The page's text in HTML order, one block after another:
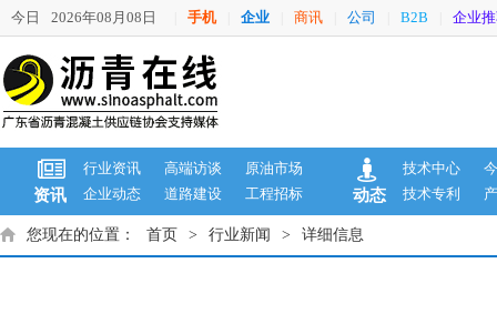
今日 2026年08月08日 手机 企业 商讯 公司 B2B 企业
资讯
行业资讯 高端访谈
原油市场
企业动态
道路建设 工程招标 动态
技术中心
技术专利
您现在的位置： 首页 > 行业新闻 > 详细信息